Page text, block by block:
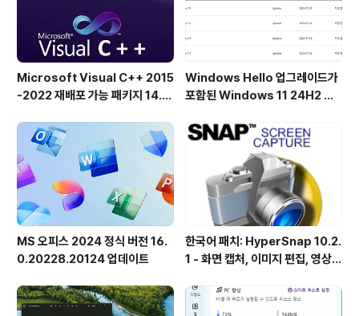
로그램을 실행할 수있는 통제되고 격리된 환경..
Microsoft Visual C++ 2015
-2022 재배포 가능 패키지 14.5
Windows Hello 업그레이드가
포함된 Windows 11 24H2 및
출시
MS 오피스 2024 정식 버전 16.
0.20228.20124 업데이트
한국어 패치: HyperSnap 10.2.
1 - 화면 캡처, 이미지 편집, 영상